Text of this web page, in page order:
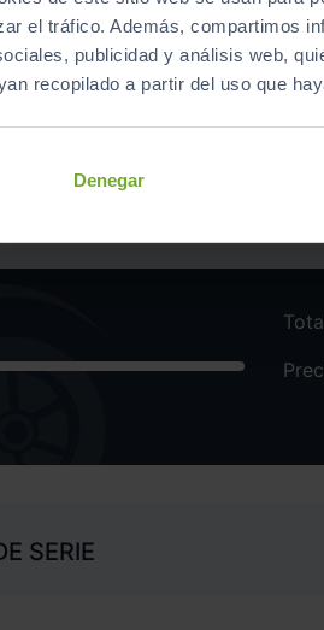
el tráfico. Además, compartimos
publicidad y análisis web,
recopilado a partir del uso que
Denegar
llantas de aluminio 1
tipo n3
SERIE